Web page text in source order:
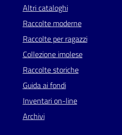
Altri cataloghi
Raccolte moderne
Raccolte per ragazzi
Collezione imolese
Raccolte storiche
Guida ai fondi
Inventari on-line
Archivi